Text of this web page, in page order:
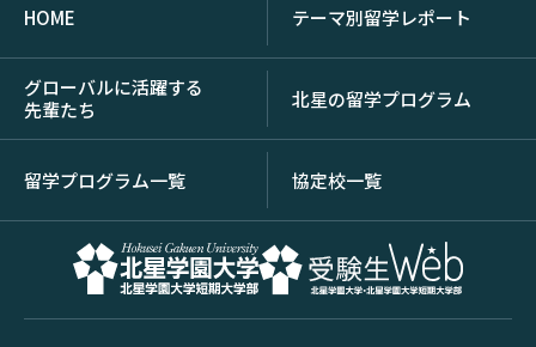
HOME テーマ別留学レポート
グローバルに活躍する
先輩たち
北星の留学プログラム
留学プログラム一覧 協定校一覧